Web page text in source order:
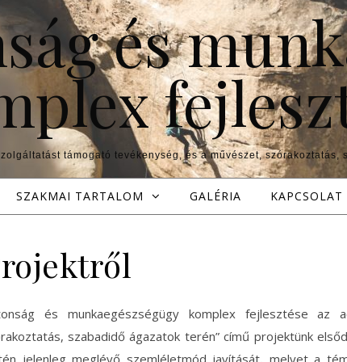
és
támogató tevékenység, és a művészet, szórakoztatás,
SZAKMAI TARTALOM GALÉRIA KAPCSOLAT
szabadidő ágazatok terén” című projektünk
jelenleg meglévő szemléletmód javítását, melyet a